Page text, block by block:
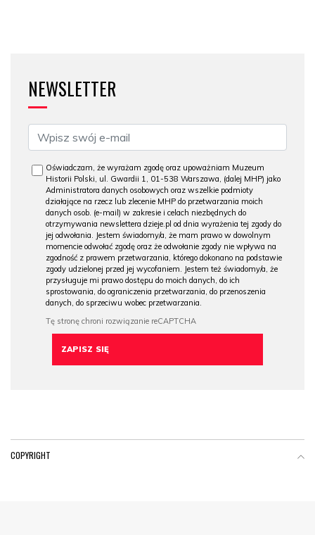
NEWSLETTER
Oświadczam, że wyrażam zgodę oraz upoważniam Muzeum
Historii Polski, ul. Gwardii 1, 01-538 Warszawa, (dalej MHP) jako
Administratora danych osobowych oraz wszelkie podmioty
działające na rzecz lub zlecenie MHP do przetwarzania moich
danych osob. (e-mail) w zakresie i celach niezbędnych do
otrzymywania newslettera dzieje.pl od dnia wyrażenia tej zgody do
jej odwołania. Jestem świadomy/a, że mam prawo w dowolnym
momencie odwołać zgodę oraz że odwołanie zgody nie wpływa na
zgodność z prawem przetwarzania, którego dokonano na podstawie
zgody udzielonej przed jej wycofaniem. Jestem też świadomy/a, że
przysługuje mi prawo dostępu do moich danych, do ich
sprostowania, do ograniczenia przetwarzania, do przenoszenia
danych, do sprzeciwu wobec przetwarzania.
COPYRIGHT